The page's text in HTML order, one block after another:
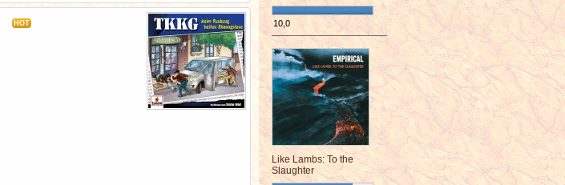
HOT
10,0
¯¯¯¯¯¯¯¯¯¯¯¯¯¯¯¯¯¯¯¯¯¯¯¯
Like Lambs: To the
Slaughter